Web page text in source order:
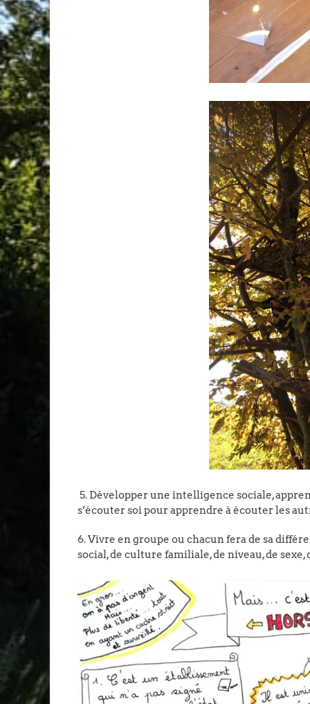
5. Développer une intelligence sociale,
s’écouter soi pour apprendre à écouter les
6. Vivre en groupe ou chacun fera de sa
social, de culture familiale, de niveau, de